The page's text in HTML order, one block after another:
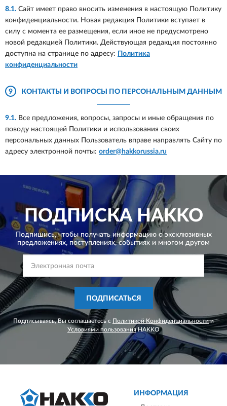
8.1. Сайт имеет право вносить изменения в настоящую Политику
конфиденциальности. Новая редакция Политики вступает в
силу с момента ее размещения, если иное не предусмотрено
новой редакцией Политики. Действующая редакция постоянно
доступна на странице по адресу: Политика
конфиденциальности
9 КОНТАКТЫ И ВОПРОСЫ ПО ПЕРСОНАЛЬНЫМ ДАННЫМ
9.1. Все предложения, вопросы, запросы и иные обращения по
поводу настоящей Политики и использования своих
персональных данных Пользователь вправе направлять Сайту по
адресу электронной почты: order@hakkorussia.ru
ПОДПИСКАHAKKO
Подпишись, чтобы получать информацию о эксклюзивных
предложениях, поступлениях, событиях и многом другом
ПОДПИСАТЬСЯ
Подписываясь, Вы соглашаетесь с Политикой Конфиденциальности и
Условиями пользованияHAKKO
ИНФОРМАЦИЯ